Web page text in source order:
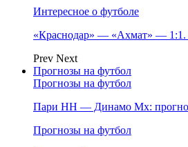
Интересное о футболе
«Краснодар» — «Ахмат» — 1:1.
Prev Next
Прогнозы на футбол
Прогнозы на футбол
Пари НН — Динамо Мх: прогноз
Прогнозы на футбол